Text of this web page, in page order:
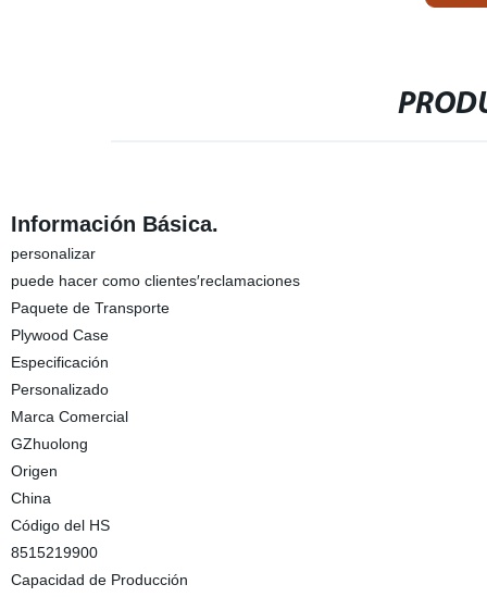
Información Básica.
personalizar
puede hacer como clientes′reclamaciones
Paquete de Transporte
Plywood Case
Especificación
Personalizado
Marca Comercial
GZhuolong
Origen
China
Código del HS
8515219900
Capacidad de Producción